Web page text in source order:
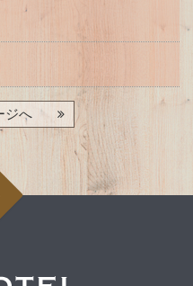
ジへ